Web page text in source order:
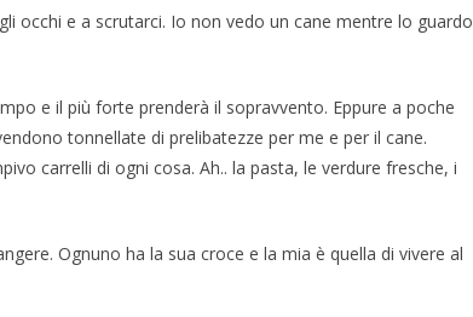
occhi e a scrutarci. Io non vedo un cane mentre lo guardo
e il più forte prenderà il sopravvento. Eppure a poche
tonnellate di prelibatezze per me e per il cane.
carrelli di ogni cosa. Ah.. la pasta, le verdure fresche, i
Ognuno ha la sua croce e la mia è quella di vivere al